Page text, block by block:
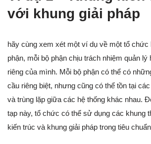
với khung giải pháp
hãy cùng xem xét một ví dụ về một tổ
phận, mỗi bộ phận chịu trách nhiệm quản lý
riêng của mình. Mỗi bộ phận có thể có
cầu riêng biệt, nhưng cũng có thể tồn tại
và trùng lặp giữa các hệ thống khác nhau.
tạp này, tổ chức có thể sử dụng các khung
kiến trúc và khung giải pháp trong tiêu